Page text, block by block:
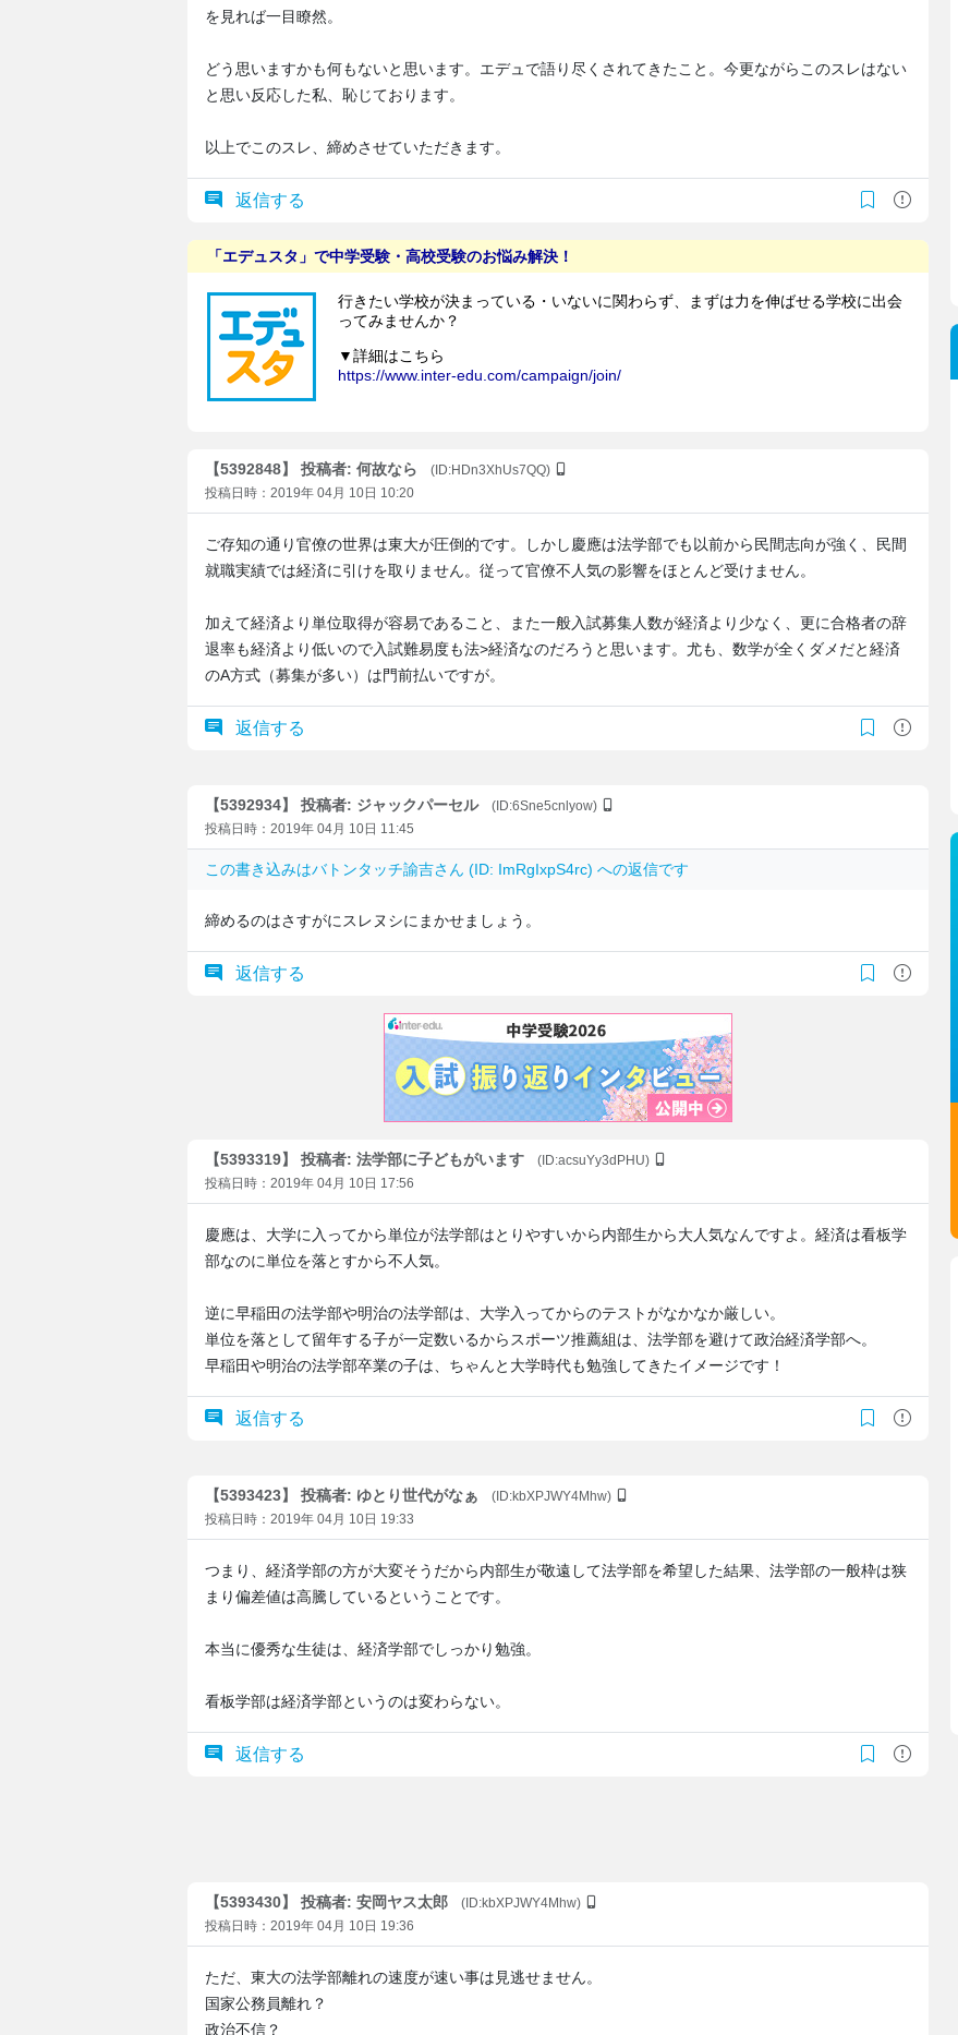
を見れば一目瞭然。
どう思いますかも何もないと思います。エデュで語り尽くされてきたこと。今更ながらこのスレはない
と思い反応した私、恥じております。
以上でこのスレ、締めさせていただきます。
返信する
【5392848】 投稿者: 何故なら
(ID:HDn3XhUs7QQ)
投稿日時：2019年 04月 10日 10:20
ご存知の通り官僚の世界は東大が圧倒的です。しかし慶應は法学部でも以前から民間志向が強く、民間
就職実績では経済に引けを取りません。従って官僚不人気の影響をほとんど受けません。
加えて経済より単位取得が容易であること、また一般入試募集人数が経済より少なく、更に合格者の辞
退率も経済より低いので入試難易度も法>経済なのだろうと思います。尤も、数学が全くダメだと経済
のA方式（募集が多い）は門前払いですが。
返信する
【5392934】 投稿者: ジャックパーセル
(ID:6Sne5cnlyow)
投稿日時：2019年 04月 10日 11:45
この書き込みはバトンタッチ諭吉さん (ID: ImRgIxpS4rc) への返信です
締めるのはさすがにスレヌシにまかせましょう。
返信する
【5393319】 投稿者: 法学部に子どもがいます
(ID:acsuYy3dPHU)
投稿日時：2019年 04月 10日 17:56
慶應は、大学に入ってから単位が法学部はとりやすいから内部生から大人気なんですよ。経済は看板学
部なのに単位を落とすから不人気。
逆に早稲田の法学部や明治の法学部は、大学入ってからのテストがなかなか厳しい。
単位を落として留年する子が一定数いるからスポーツ推薦組は、法学部を避けて政治経済学部へ。
早稲田や明治の法学部卒業の子は、ちゃんと大学時代も勉強してきたイメージです！
返信する
【5393423】 投稿者: ゆとり世代がなぁ
(ID:kbXPJWY4Mhw)
投稿日時：2019年 04月 10日 19:33
つまり、経済学部の方が大変そうだから内部生が敬遠して法学部を希望した結果、法学部の一般枠は狭
まり偏差値は高騰しているということです。
本当に優秀な生徒は、経済学部でしっかり勉強。
看板学部は経済学部というのは変わらない。
返信する
【5393430】 投稿者: 安岡ヤス太郎
(ID:kbXPJWY4Mhw)
投稿日時：2019年 04月 10日 19:36
ただ、東大の法学部離れの速度が速い事は見逃せません。
国家公務員離れ？
政治不信？